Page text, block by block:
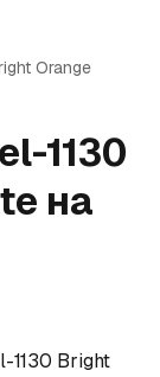
Orange
1130
на
1130 Bright